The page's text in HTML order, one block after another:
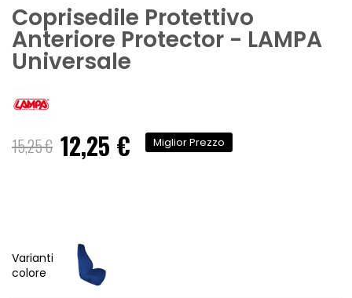
Coprisedile Protettivo
Anteriore Protector - LAMPA
Universale
15,25 € Prezzo
speciale
12,25 € Miglior Prezzo
Varianti
colore